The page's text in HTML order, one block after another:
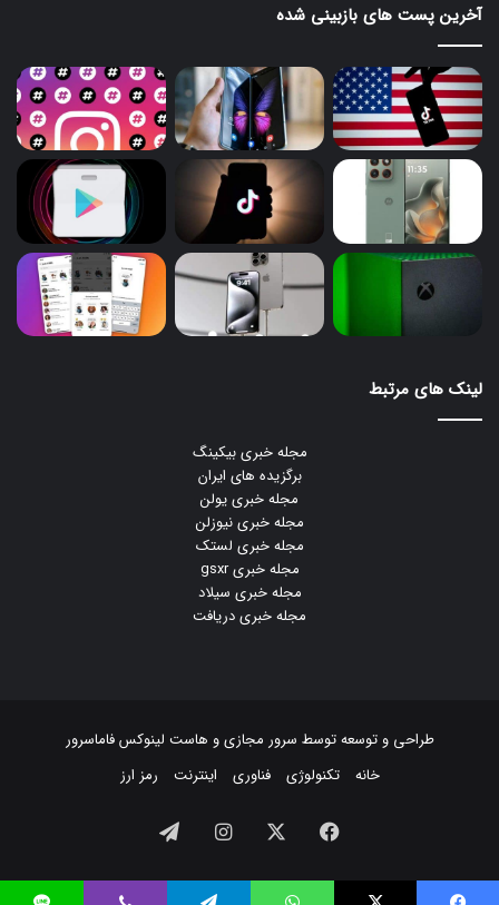
آخرین پست های بازبینی شده
لینک های مرتبط
مجله خبری بیکینگ
برگزیده های ایران
مجله خبری یولن
مجله خبری نیوزلن
مجله خبری لستک
مجله خبری gsxr
مجله خبری سیلاد
مجله خبری دریافت
طراحی و توسعه توسط سرور مجازیو هاست لینوکسفاماسرور
خانه
تکنولوژی فناوری اینترنت رمز ارز
فیسبوک ایکس اینستاگرام